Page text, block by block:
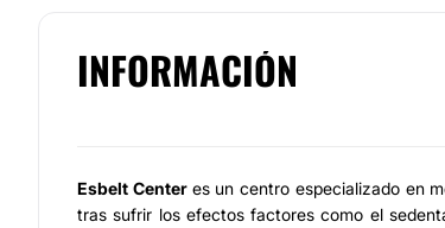
INFORMACIÓN
Esbelt Center es un centro especializado en
tras sufrir los efectos factores como el